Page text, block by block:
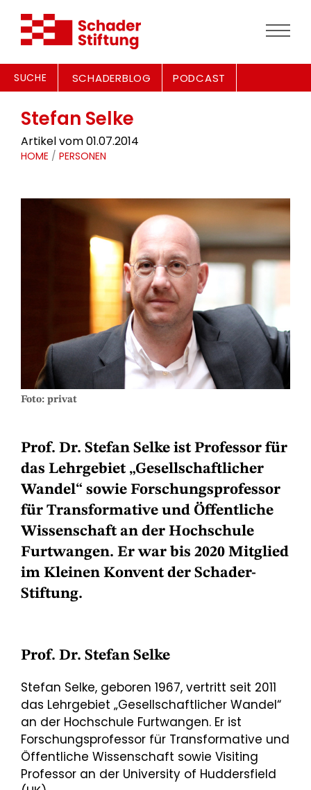
SUCHE SCHADERBLOG PODCAST
Stefan Selke
Artikel vom 01.07.2014
HOME / PERSONEN
Foto: privat
Prof. Dr. Stefan Selke ist Professor für
das Lehrgebiet „Gesellschaftlicher
Wandel“ sowie Forschungsprofessor
für Transformative und Öffentliche
Wissenschaft an der Hochschule
Furtwangen. Er war bis 2020 Mitglied
im Kleinen Konvent der Schader-
Stiftung.
Prof. Dr. Stefan Selke
Stefan Selke, geboren 1967, vertritt seit 2011
das Lehrgebiet „Gesellschaftlicher Wandel“
an der Hochschule Furtwangen. Er ist
Forschungsprofessor für Transformative und
Öffentliche Wissenschaft sowie Visiting
Professor an der University of Huddersfield